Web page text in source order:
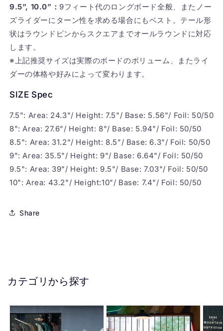
9.5”, 10.0”： 9フィート代のロングボード全般、またノー
ズライダーにターン性を求める場合にもベスト。テール形
状はラウンドピンからスクエアまでオールラウンドに対応
します。
※上記推奨サイズは実際のボードのボリューム、またライ
ダーの体格や好みによって変わります。
SIZE Spec
7.5": Area: 24.3"/ Height: 7.5"/ Base: 5.56"/ Foil: 50/50
8": Area: 27.6"/ Height: 8"/ Base: 5.94"/ Foil: 50/50
8.5": Area: 31.2"/ Height: 8.5"/ Base: 6.3"/ Foil: 50/50
9": Area: 35.5"/ Height: 9"/ Base: 6.64"/ Foil: 50/50
9.5": Area: 39"/ Height: 9.5"/ Base: 7.03"/ Foil: 50/50
10": Area: 43.2"/ Height:10"/ Base: 7.4"/ Foil: 50/50
Share
カテゴリから探す